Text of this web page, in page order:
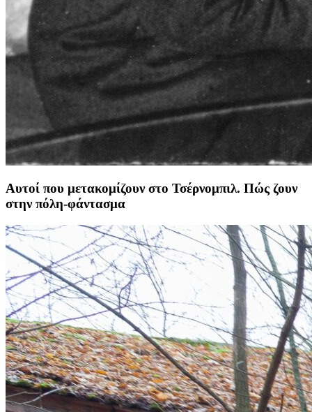
Αυτοί που μετακομίζουν στο Τσέρνομπιλ. Πώς ζουν
στην πόλη-φάντασμα